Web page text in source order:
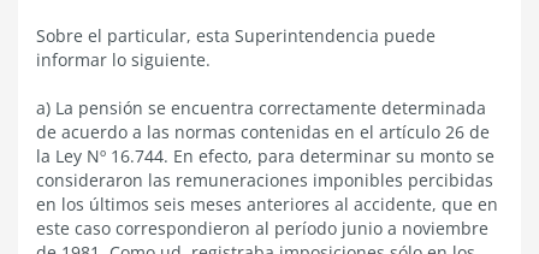
Sobre el particular, esta Superintendencia puede
informar lo siguiente.
a) La pensión se encuentra correctamente determinada
de acuerdo a las normas contenidas en el artículo 26 de
la Ley Nº 16.744. En efecto, para determinar su monto se
consideraron las remuneraciones imponibles percibidas
en los últimos seis meses anteriores al accidente, que en
este caso correspondieron al período junio a noviembre